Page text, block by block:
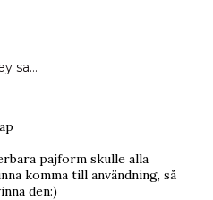
sa…
pajform skulle alla
komma till användning, så
den:)